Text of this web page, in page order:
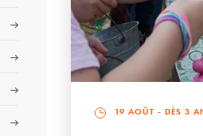
19 AOÛT - DÈS 3